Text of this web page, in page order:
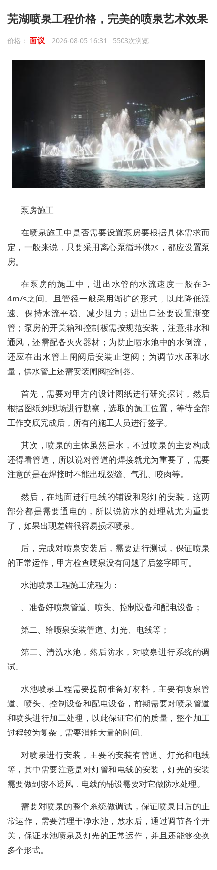
芜湖喷泉工程价格，完美的喷泉艺术效果
价格： 面议 2026-08-05 16:31 5503次浏览
泵房施工
在喷泉施工中是否需要设置泵房要根据具体需求而
定，一般来说，只要采用离心泵循环供水，都应设置泵
房。
在泵房的施工中，进出水管的水流速度一般在3-
4m/s之间。且管径一般采用渐扩的形式，以此降低流
速、保持水流平稳、减少阻力；进出口还要设置渐变
管；泵房的开关箱和控制板需按规范安装，注意排水和
通风，还需配备灭火器材；为防止喷水池中的水倒流，
还应在出水管上闸阀后安装止逆阀；为调节水压和水
量，供水管上还需安装闸阀控制器。
首先，需要对甲方的设计图纸进行研究探讨，然后
根据图纸到现场进行勘察，选取的施工位置，等待全部
工作交底完成后，所有的施工人员进行签字。
其次，喷泉的主体虽然是水，不过喷泉的主要构成
还得看管道，所以说对管道的焊接就尤为重要了，需要
注意的是在焊接时不能出现裂缝、气孔、咬肉等。
然后，在地面进行电线的铺设和彩灯的安装，这两
部分都是需要通电的，所以说防水的处理就尤为重要
了，如果出现差错很容易损坏喷泉。
后，完成对喷泉安装后，需要进行测试，保证喷泉
的正常运作，甲方检查喷泉没有问题了后签字即可。
水池喷泉工程施工流程为：
、准备好喷泉管道、喷头、控制设备和配电设备；
第二、给喷泉安装管道、灯光、电线等；
第三、清洗水池，然后防水，对喷泉进行系统的调
试。
水池喷泉工程需要提前准备好材料，主要有喷泉管
道、喷头、控制设备和配电设备，前期需要对喷泉管道
和喷头进行加工处理，以此保证它们的质量，整个加工
过程较为复杂，需要消耗大量的时间。
对喷泉进行安装，主要的安装有管道、灯光和电线
等，其中需要注意是对灯管和电线的安装，灯光的安装
需要做到密不透风，电线的铺设需要对它做防水处理。
需要对喷泉的整个系统做调试，保证喷泉日后的正
常运作，需要清理干净水池，放水后，通过调节各个开
关，保证水池喷泉及灯光的正常运作，并且还能够变换
多个形式。